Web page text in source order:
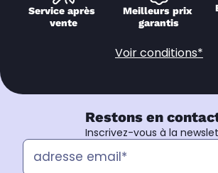
Service après
vente
Meilleurs prix
garantis
Voir conditions*
Restons en
Inscrivez-vous à la